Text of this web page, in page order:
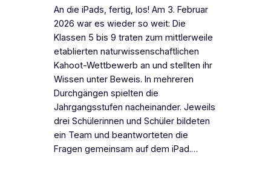
An die iPads, fertig, los! Am 3. Februar
2026 war es wieder so weit: Die
Klassen 5 bis 9 traten zum mittlerweile
etablierten naturwissenschaftlichen
Kahoot-Wettbewerb an und stellten ihr
Wissen unter Beweis. In mehreren
Durchgängen spielten die
Jahrgangsstufen nacheinander. Jeweils
drei Schülerinnen und Schüler bildeten
ein Team und beantworteten die
Fragen gemeinsam auf dem iPad.…